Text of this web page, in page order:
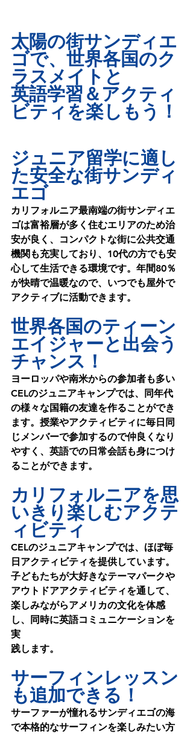
太陽の街サンディエ
ゴで、世界各国のク
ラスメイトと
英語学習＆アクティ
ビティを楽しもう！
ジュニア留学に適し
た安全な街サンディ
エゴ
カリフォルニア最南端の街サンディエ
ゴは富裕層が多く住むエリアのため治
安が良く、コンパクトな街に公共交通
機関も充実しており、10代の方でも安
心して生活できる環境です。年間80％
が快晴で温暖なので、いつでも屋外で
アクティブに活動できます。
世界各国のティーン
エイジャーと出会う
チャンス！
ヨーロッパや南米からの参加者も多い
CELのジュニアキャンプでは、同年代
の様々な国籍の友達を作ることができ
ます。授業やアクティビティに毎日同
じメンバーで参加するので仲良くなり
やすく、英語での日常会話も身につけ
ることができます。
カリフォルニアを思
いきり楽しむアクテ
ィビティ
CELのジュニアキャンプでは、ほぼ毎
日アクティビティを提供しています。
子どもたちが大好きなテーマパークや
アウトドアアクティビティを通して、
楽しみながらアメリカの文化を体感
し、同時に英語コミュニケーションを
実
践します。
サーフィンレッスン
も追加できる！
サーファーが憧れるサンディエゴの海
で本格的なサーフィンを楽しみたい方